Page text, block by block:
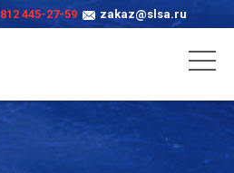
445-27-59 zakaz@slsa.ru